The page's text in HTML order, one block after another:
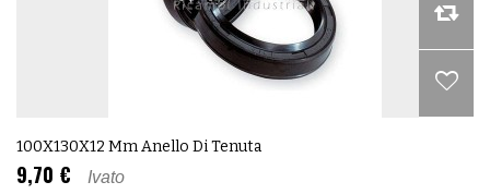
100X130X12 Mm Anello Di Tenuta
9,70 € Ivato